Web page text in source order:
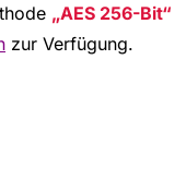
AES 256-Bit
zur Verfügung.